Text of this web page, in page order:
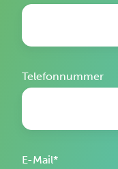
Telefonnummer
E-Mail*